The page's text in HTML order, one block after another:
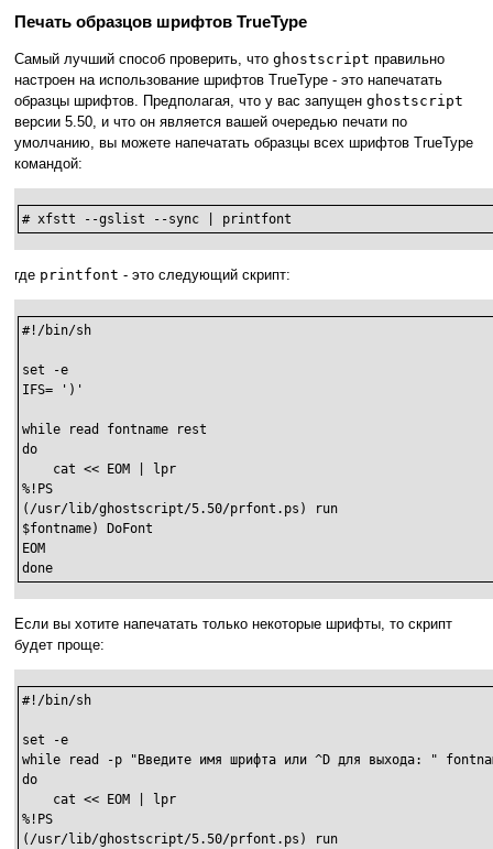
Печать образцов шрифтов TrueType
Самый лучший способ проверить, что ghostscript правильно
настроен на использование шрифтов TrueType - это напечатать
образцы шрифтов. Предполагая, что у вас запущен ghostscript
версии 5.50, и что он является вашей очередью печати по
умолчанию, вы можете напечатать образцы всех шрифтов TrueType
командой:
# xfstt --gslist --sync | printfont
где printfont - это следующий скрипт:
#!/bin/sh
set -e
IFS= ')'
while read fontname rest
do
    cat << EOM | lpr
%!PS
(/usr/lib/ghostscript/5.50/prfont.ps) run
$fontname) DoFont
EOM
done
Если вы хотите напечатать только некоторые шрифты, то скрипт
будет проще:
#!/bin/sh
set -e
while read -p "Введите имя шрифта или ^D для выхода: "
do
    cat << EOM | lpr
%!PS
(/usr/lib/ghostscript/5.50/prfont.ps) run